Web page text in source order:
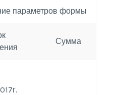
параметров формы
Сумма